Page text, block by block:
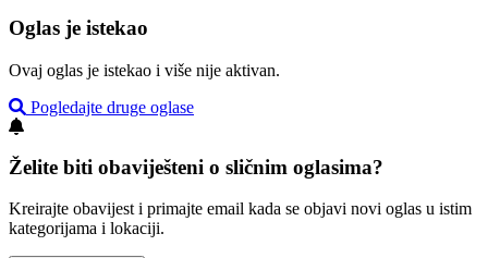
Oglas je istekao
Ovaj oglas je istekao i više nije aktivan.
Pogledajte druge oglase
Želite biti obaviješteni o sličnim oglasima?
Kreirajte obavijest i primajte email kada se objavi novi oglas u istim
kategorijama i lokaciji.